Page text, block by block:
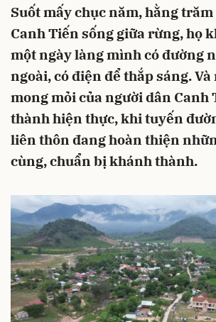
Suốt mấy chục năm, hằng
Canh Tiến sống giữa rừng, họ
một ngày làng mình có đường
ngoài, có điện để thắp sáng.
mong mỏi của người dân Canh
thành hiện thực, khi tuyến
liên thôn đang hoàn thiện
cùng, chuẩn bị khánh thành.